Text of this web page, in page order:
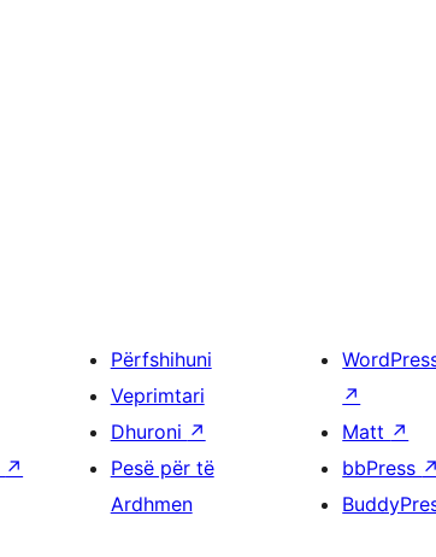
↗
Përfshihuni
Veprimtari
Dhuroni ↗
Pesë për të
Ardhmen
↗
Matt ↗
bbPress ↗